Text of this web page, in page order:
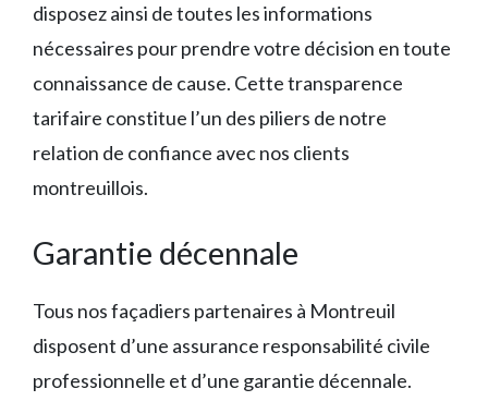
disposez ainsi de toutes les informations
nécessaires pour prendre votre décision en toute
connaissance de cause. Cette transparence
tarifaire constitue l’un des piliers de notre
relation de confiance avec nos clients
montreuillois.
Garantie décennale
Tous nos façadiers partenaires à Montreuil
disposent d’une assurance responsabilité civile
professionnelle et d’une garantie décennale.